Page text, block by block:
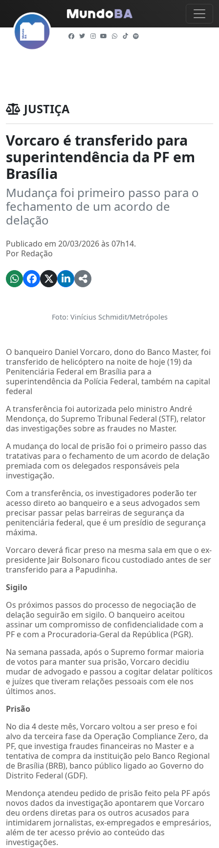
JUSTIÇA
Vorcaro é transferido para
superintendência da PF em
Brasília
Mudança foi primeiro passo para o
fechamento de um acordo de
delação
Publicado em 20/03/2026 às 07h14.
Por Redação
Foto: Vinícius Schmidit/Metrópoles
O banqueiro Daniel Vorcaro, dono do Banco Master, foi
transferido de helicóptero na noite de hoje (19) da
Penitenciária Federal em Brasília para a
superintendência da Polícia Federal, também na capital
federal
A transferência foi autorizada pelo ministro André
Mendonça, do Supremo Tribunal Federal (STF), relator
das investigações sobre as fraudes no Master.
A mudança do local de prisão foi o primeiro passo das
tratativas para o fechamento de um acordo de delação
premiada com os delegados responsáveis pela
investigação.
Com a transferência, os investigadores poderão ter
acesso direto ao banqueiro e a seus advogados sem
precisar passar pelas barreiras de segurança da
penitenciária federal, que é um presídio de segurança
máxima.
Vorcaro deverá ficar preso na mesma sala em que o ex-
presidente Jair Bolsonaro ficou custodiado antes de ser
transferido para a Papudinha.
Sigilo
Os próximos passos do processo de negociação de
delação seguirão em sigilo. O banqueiro aceitou
assinar um compromisso de confidencialidade com a
PF e com a Procuradoria-Geral da República (PGR).
Na semana passada, após o Supremo formar maioria
de votos para manter sua prisão, Vorcaro decidiu
mudar de advogado e passou a cogitar delatar políticos
e juízes que tiveram relações pessoais com ele nos
últimos anos.
Prisão
No dia 4 deste mês, Vorcaro voltou a ser preso e foi
alvo da terceira fase da Operação Compliance Zero, da
PF, que investiga fraudes financeiras no Master e a
tentativa de compra da instituição pelo Banco Regional
de Brasília (BRB), banco público ligado ao Governo do
Distrito Federal (GDF).
Mendonça atendeu pedido de prisão feito pela PF após
novos dados da investigação apontarem que Vorcaro
deu ordens diretas para os outros acusados para
intimidarem jornalistas, ex-empregados e empresários,
além de ter acesso prévio ao conteúdo das
investigações.